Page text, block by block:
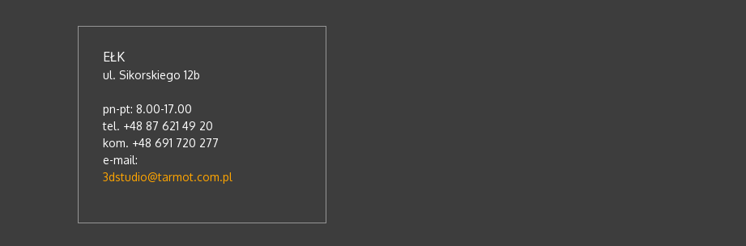
EŁK
ul. Sikorskiego 12b
pn-pt: 8.00-17.00
tel. +48 87 621 49 20
kom. +48 691 720 277
e-mail:
3dstudio@tarmot.com.pl